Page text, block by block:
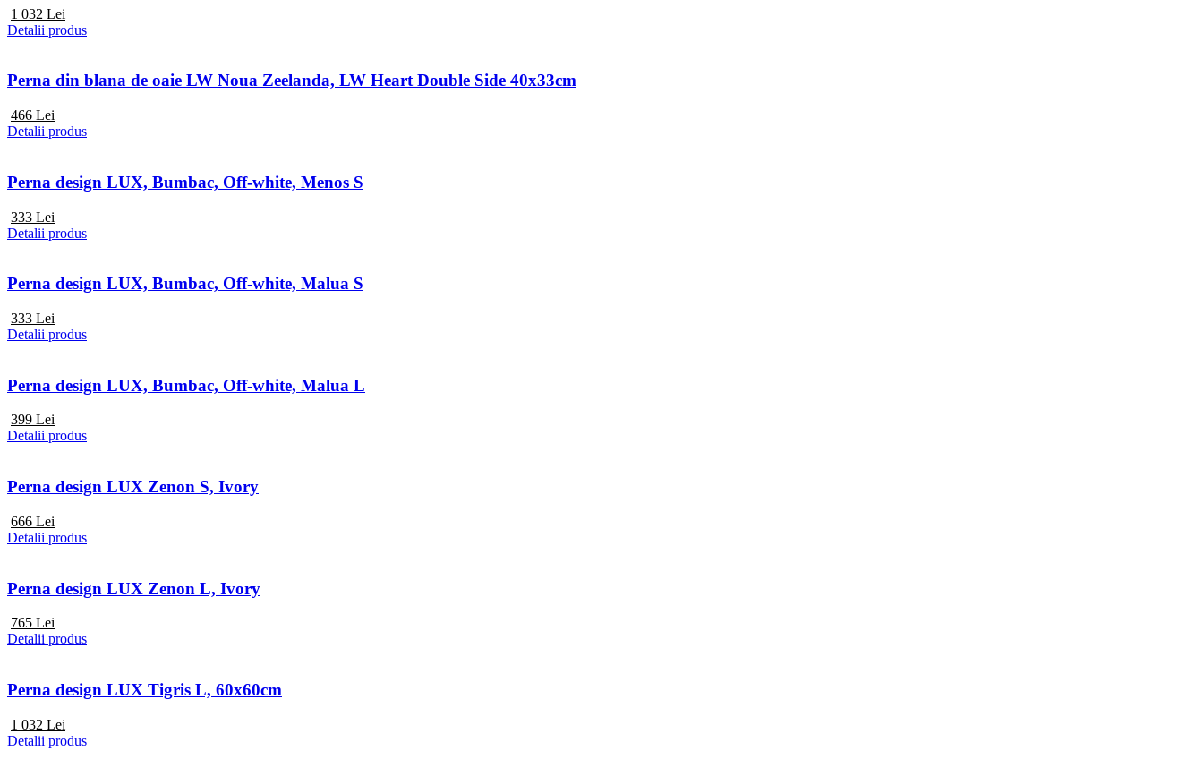
1 032 Lei
Detalii produs
Perna din blana de oaie LW Noua Zeelanda, LW Heart Double Side 40x33cm
466 Lei
Detalii produs
Perna design LUX, Bumbac, Off-white, Menos S
333 Lei
Detalii produs
Perna design LUX, Bumbac, Off-white, Malua S
333 Lei
Detalii produs
Perna design LUX, Bumbac, Off-white, Malua L
399 Lei
Detalii produs
Perna design LUX Zenon S, Ivory
666 Lei
Detalii produs
Perna design LUX Zenon L, Ivory
765 Lei
Detalii produs
Perna design LUX Tigris L, 60x60cm
1 032 Lei
Detalii produs